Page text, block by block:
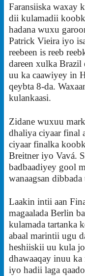
Faransiiska waxay
dii kulamadii
hadana wuxu
Patrick Vieira iyo
reebeen is reeb
dareen xulka Brazil
uu ka caawiyey in
qeybta 8-da.
kulankaasi.
Zidane wuxuu
dhaliya ciyaar final
ciyaar finalka
Breitner iyo Vavá.
badbaadiyey gool
wanaagsan
Laakin intii aan
magaalada Berlin
kulamada tartanka
abaal marintii ugu
heshiiskii uu kula
dhawaaqay inuu ka
iyo hadii laga